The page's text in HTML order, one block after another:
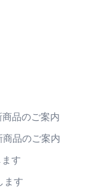
品のご案内
品のご案内
す
ます